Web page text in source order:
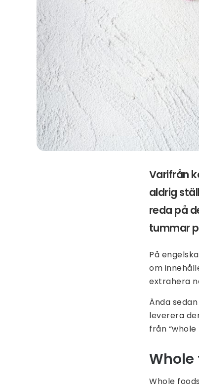
Varifrån
aldrig
reda på
tummar
På
om
extrahera
Ända
leverera
från “whole
Whole
Whole